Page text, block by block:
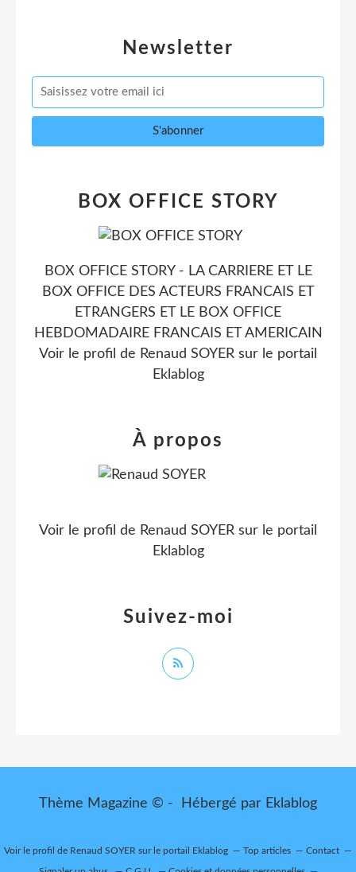
Newsletter
BOX OFFICE STORY
BOX OFFICE STORY - LA CARRIERE ET LE
BOX OFFICE DES ACTEURS FRANCAIS ET
ETRANGERS ET LE BOX OFFICE
HEBDOMADAIRE FRANCAIS ET AMERICAIN
Voir le profil de Renaud SOYER sur le portail
Eklablog
Suivez-moi
À propos
Voir le profil de Renaud SOYER sur le portail
Eklablog
Thème Magazine © - Hébergé par Eklablog
Voir le profil de Renaud SOYER sur le portail Eklablog Top articles Contact